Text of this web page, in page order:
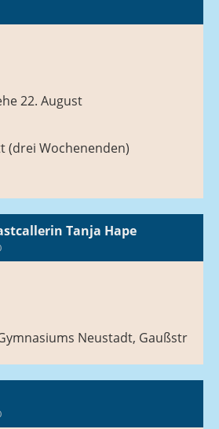
22. August
(drei Wochenenden)
Tanja Hape
Neustadt, Gaußstraße